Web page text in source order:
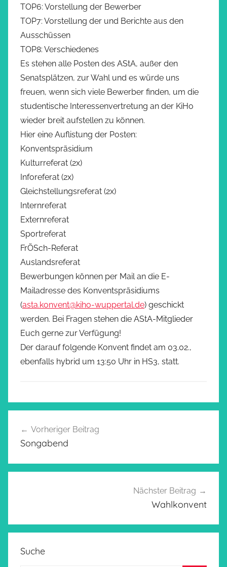
TOP6: Vorstellung der Bewerber
TOP7: Vorstellung der und Berichte aus den
Ausschüssen
TOP8: Verschiedenes
Es stehen alle Posten des AStA, außer den
Senatsplätzen, zur Wahl und es würde uns
freuen, wenn sich viele Bewerber finden, um die
studentische Interessenvertretung an der KiHo
wieder breit aufstellen zu können.
Hier eine Auflistung der Posten:
Konventspräsidium
Kulturreferat (2x)
Inforeferat (2x)
Gleichstellungsreferat (2x)
Internreferat
Externreferat
Sportreferat
FrÖSch-Referat
Auslandsreferat
Bewerbungen können per Mail an die E-
Mailadresse des Konventspräsidiums
(asta.konvent@kiho-wuppertal.de) geschickt
werden. Bei Fragen stehen die AStA-Mitglieder
Euch gerne zur Verfügung!
Der darauf folgende Konvent findet am 03.02.,
ebenfalls hybrid um 13:50 Uhr in HS3, statt.
Vorheriger Beitrag
Songabend
Nächster Beitrag
Wahlkonvent
Suche